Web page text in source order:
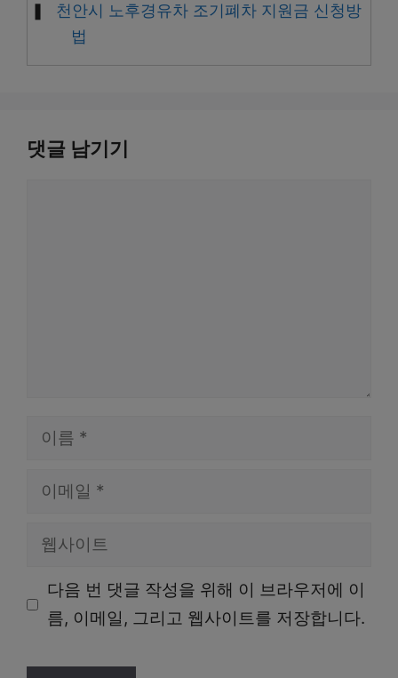
천안시 노후경유차 조기폐차 지원금 신청방
법
댓글 남기기
일
다음 번 댓글 작성을 위해 이 브라우저에 이
름, 이메일, 그리고 웹사이트를 저장합니다.